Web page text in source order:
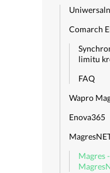
Comarch
limitu
FAQ
Wapro
Enova365
Magres